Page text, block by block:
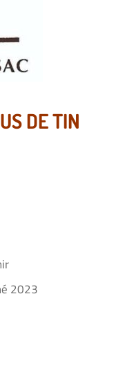
DE TIN
2023